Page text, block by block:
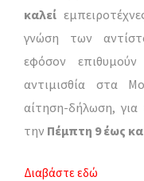
καλεί
γνώση των
εφόσον
αντιμισθία στα
αίτηση-δήλωση,
την Πέμπτη 9 έως
Διαβάστε εδώ